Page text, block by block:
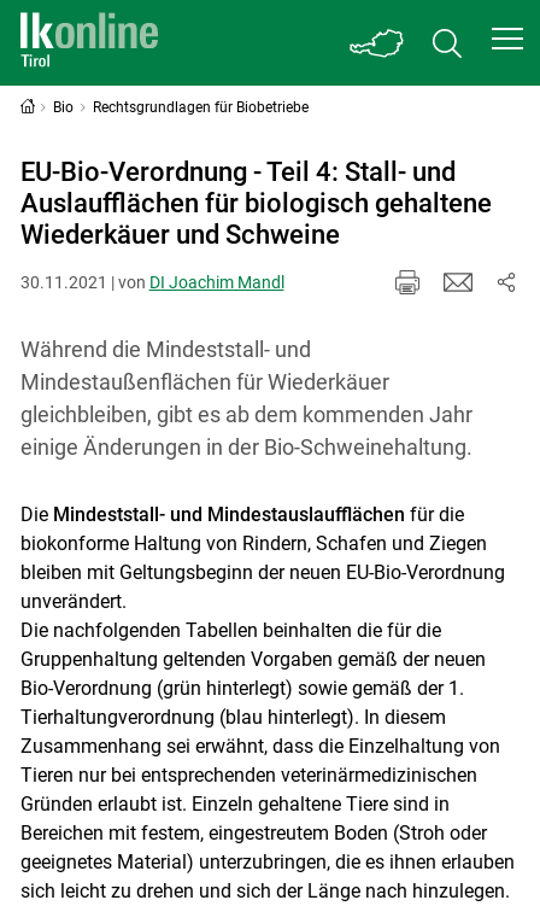
Bio Rechtsgrundlagen für Biobetriebe
EU-Bio-Verordnung - Teil 4: Stall- und
Auslaufflächen für biologisch gehaltene
Wiederkäuer und Schweine
30.11.2021 | von DI Joachim Mandl
Während die Mindeststall- und
Mindestaußenflächen für Wiederkäuer
gleichbleiben, gibt es ab dem kommenden Jahr
einige Änderungen in der Bio-Schweinehaltung.
Die Mindeststall- und Mindestauslaufflächen für die
biokonforme Haltung von Rindern, Schafen und Ziegen
bleiben mit Geltungsbeginn der neuen EU-Bio-Verordnung
unverändert.
Die nachfolgenden Tabellen beinhalten die für die
Gruppenhaltung geltenden Vorgaben gemäß der neuen
Bio-Verordnung (grün hinterlegt) sowie gemäß der 1.
Tierhaltungverordnung (blau hinterlegt). In diesem
Zusammenhang sei erwähnt, dass die Einzelhaltung von
Tieren nur bei entsprechenden veterinärmedizinischen
Gründen erlaubt ist. Einzeln gehaltene Tiere sind in
Bereichen mit festem, eingestreutem Boden (Stroh oder
geeignetes Material) unterzubringen, die es ihnen erlauben
sich leicht zu drehen und sich der Länge nach hinzulegen.